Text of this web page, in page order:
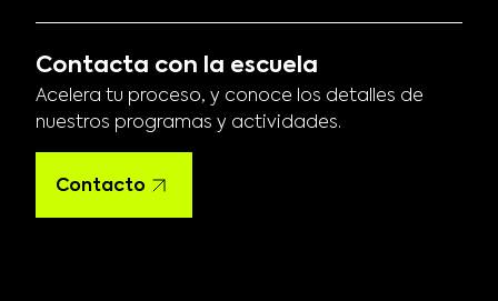
Contacta con la escuela
Acelera tu proceso, y conoce los detalles de
nuestros programas y actividades.
Contacto